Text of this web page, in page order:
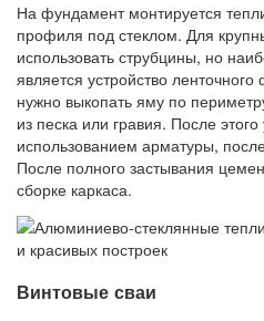
На фундамент монтируется
профиля под стеклом. Для
использовать струбцины, но
является устройство
нужно выкопать яму по
из песка или гравия. После
использованием арматуры,
После полного застывания
сборке каркаса.
Винтовые сваи